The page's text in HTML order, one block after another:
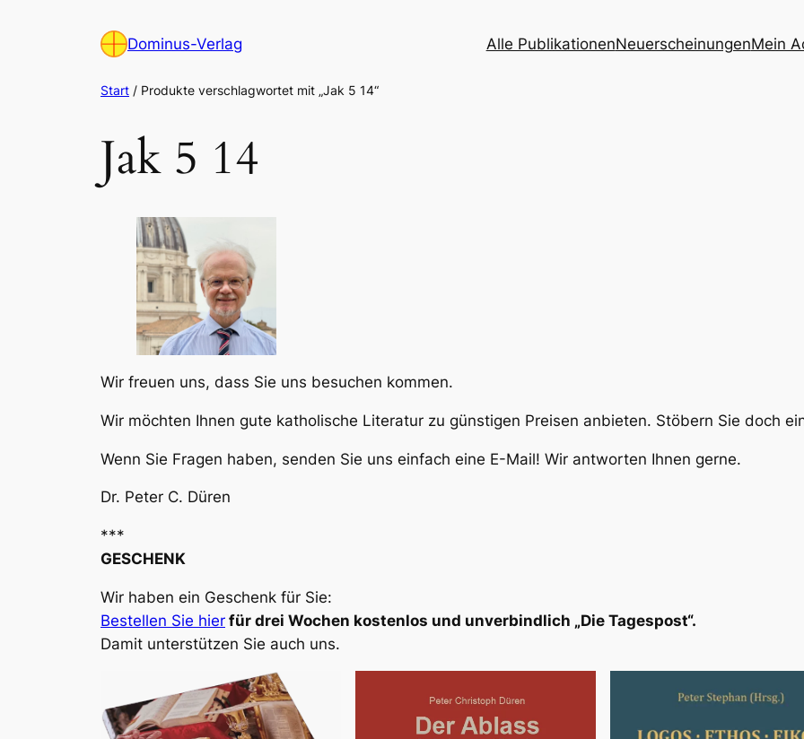
Dominus-Verlag Alle PublikationenNeuerscheinungenMein
Start / Produkte verschlagwortet mit „Jak 5 14“
Jak 5 14
Wir freuen uns, dass Sie uns besuchen kommen.
Wir möchten Ihnen gute katholische Literatur zu günstigen Preisen anbieten. Stöbern Sie doch
Wenn Sie Fragen haben, senden Sie uns einfach eine E-Mail! Wir antworten Ihnen gerne.
Dr. Peter C. Düren
***
GESCHENK
Wir haben ein Geschenk für Sie:
Bestellen Sie hier für drei Wochen kostenlos und unverbindlich „Die Tagespost“.
Damit unterstützen Sie auch uns.